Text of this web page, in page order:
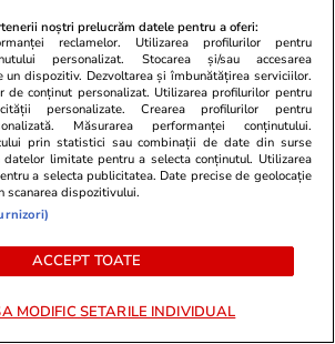
lumea
războiului
Război Iran
Retete culinare
noștri prelucrăm datele pentru a oferi:
reclamelor. Utilizarea profilurilor pentru
personalizat. Stocarea și/sau accesarea
dispozitiv. Dezvoltarea și îmbunătățirea serviciilor.
de conținut personalizat. Utilizarea profilurilor pentru
personalizate. Crearea profilurilor pentru
Măsurarea performanței conținutului.
prin statistici sau combinații de date din surse
limitate pentru a selecta conținutul. Utilizarea
a selecta publicitatea. Date precise de geolocație
scanarea dispozitivului.
ACCEPT TOATE
MODIFIC SETARILE INDIVIDUAL